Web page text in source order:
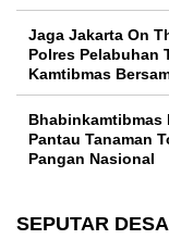
Jaga Jakarta On
Polres Pelabuhan
Kamtibmas
Bhabinkamtibmas
Pantau Tanaman
Pangan Nasional
SEPUTAR DESA